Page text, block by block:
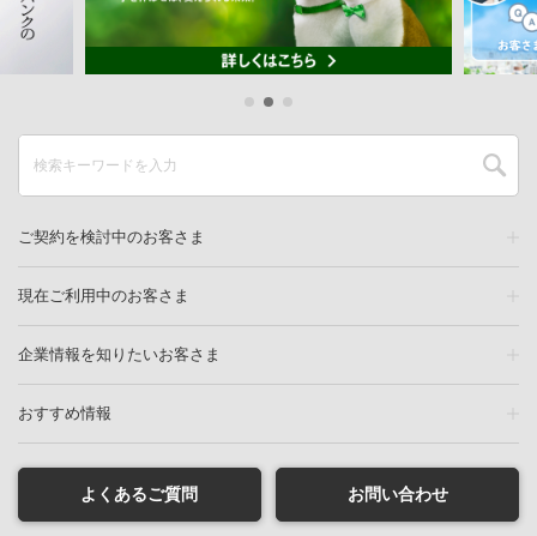
ご契約を検討中のお客さま
現在ご利用中のお客さま
企業情報を知りたいお客さま
おすすめ情報
よくあるご質問 お問い合わせ